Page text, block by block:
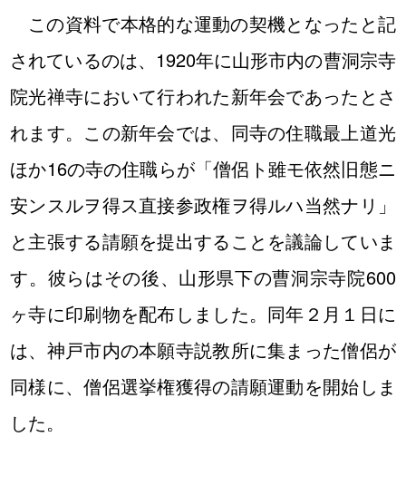
この資料で本格的な運動の契機となったと記
されているのは、1920年に山形市内の曹洞宗寺
院光禅寺において行われた新年会であったとさ
れます。この新年会では、同寺の住職最上道光
ほか16の寺の住職らが「僧侶ト雖モ依然旧態ニ
安ンスルヲ得ス直接参政権ヲ得ルハ当然ナリ」
と主張する請願を提出することを議論していま
す。彼らはその後、山形県下の曹洞宗寺院600
ヶ寺に印刷物を配布しました。同年２月１日に
は、神戸市内の本願寺説教所に集まった僧侶が
同様に、僧侶選挙権獲得の請願運動を開始しま
した。